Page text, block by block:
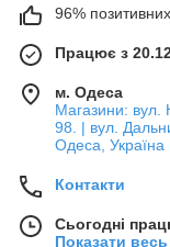
96% позитивних
Працює з
м. Одеса
Магазини: вул.
98. | вул.
Одеса, Україна
Контакти
Сьогодні
Показати